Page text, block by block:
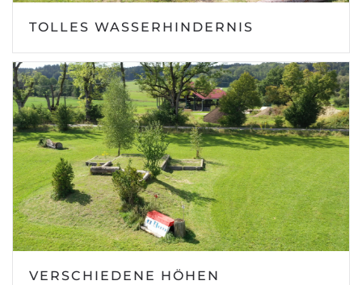
TOLLES WASSERHINDERNIS
VERSCHIEDENE HÖHEN